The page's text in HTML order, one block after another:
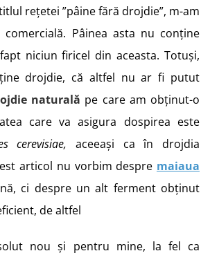
rețetei ”pâine fără drojdie”, m-am
Pâinea asta nu conține
niciun firicel din aceasta. Totuși,
drojdie, că altfel nu ar fi putut
naturală pe care am obținut-o
care va asigura dospirea este
cerevisiae, aceeași ca în drojdia
articol nu vorbim despre maiaua
ci despre un alt ferment obținut
de altfel
nou și pentru mine, la fel ca